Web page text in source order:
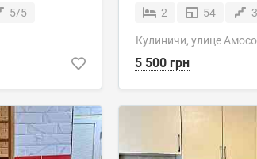
5/5 2 54
Кулиничи, улице
5 500 грн